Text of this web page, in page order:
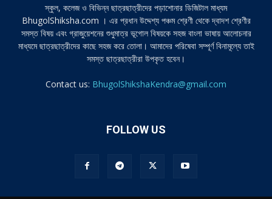
স্কুল, কলেজ ও বিভিন্ন ছাত্রছাত্রীদের পড়াশোনার ডিজিটাল মাধ্যম
BhugolShiksha.com । এর প্রধান উদ্দেশ্য পঞ্চম শ্রেণী থেকে দ্বাদশ শ্রেণীর
সমস্ত বিষয় এবং গ্রাজুয়েশনের শুধুমাত্র ভূগোল বিষয়কে সহজ বাংলা ভাষায় আলোচনার
মাধ্যমে ছাত্রছাত্রীদের কাছে সহজ করে তোলা। আমাদের পরিষেবা সম্পূর্ণ বিনামূল্যে তাই
সমস্ত ছাত্রছাত্রীরা উপকৃত হবেন।
Contact us: BhugolShikshaKendra@gmail.com
FOLLOW US